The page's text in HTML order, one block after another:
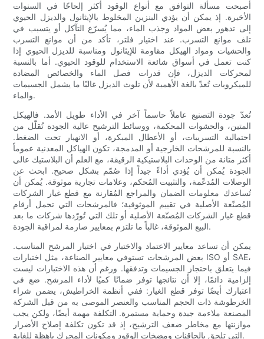
أصبحت مسألة التوافق مع أنواع الوقود أكثر إلحاحًا في السنوات
الأخيرة. إذ يمكن أن يؤدي البنزين المخلوط بالإيثانول والديزل الحيوي
إلى تدهور بعض المواد وجذب الماء، مما يُسرّع التآكل أو يتسبب في
تلف موانع التسرب. عند اختيار فلتر، تأكد من أن موانع التسرب
والحشيات ومواد الهيكل مقاومة للإيثانول ومناسبة للديزل الحيوي إذا
كنت تعمل في أسواق شائعة الاستخدام للوقود الحيوي. أما بالنسبة
لمحركات الديزل، فإن قدرات فصل الماء والخصائص المضادة
للميكروبات تُعدّ بالغة الأهمية لأن تلوث الديزل غالبًا ما يشمل الجسيمات
والماء.
تُعدّ جودة التصنيع عاملاً حاسماً آخر في الأداء طويل الأمد. فالهيكل
المتين، والحشوات المحكمة، ووسائط الترشيح عالية الجودة تُقلّل من
احتمالية التسريبات، أو الأعطال المبكرة، أو الانهيار تحت الضغط.
بالنسبة للمرشحات الخارجية أو المدمجة، تكون الهياكل المعدنية عموماً
أكثر متانة من الوحدات البلاستيكية الرقيقة، مع العلم أن البلاستيك عالي
الجودة يُمكن أن يُؤدي أداءً جيداً إذا صُمّم بشكل صحيح. ابحث عن
الوصلات المُدعّمة، والتثبيت المُحكم، وعلامات تجارية موثوقة. يُمكن أن
تُساعدك معلومات الضمان والمراجع المُقارنة مع قطع غيار الشركات
المُصنّعة الأصلية في تقييم الموثوقية؛ فالمرشحات التي تحمل أرقام
قطع غيار الشركات المُصنّعة الأصلية أو تلك التي تُورّدها شركات ما بعد
البيع الموثوقة، غالباً ما تلتزم بمعايير صارمة لمراقبة الجودة.
يمكن أن تساعد معايير الاعتماد والاختبار في اختيار المرشح المناسب.
بعض المرشحات تستوفي معايير الصناعة، مثل اختبارات ISO أو SAE،
فيما يتعلق باحتجاز الجسيمات وتدفقها. ورغم أن هذه الاختبارات ليست
إلزامية دائمًا، إلا أن نتائجها توفر ضمانًا كميًا لأداء المرشح. ضع في
اعتبارك أيضًا توفر قطع الغيار: ففي أنظمة الخراطيش، يضمن شراء
الخرطوشة ذات الحجم المناسب والعنصر الموصى به من قبل الشركة
المصنعة ملاءمة جيدة وحماية مستمرة. التكلفة مهمة أيضًا، ولكن يجب
موازنتها مع مخاطر ضعف الترشيح، إذ قد تكون تكلفة إصلاح الأضرار
التي تلحق بالحاقنات ومضخات الوقود ومكونات المحرك باهظة للغاية.